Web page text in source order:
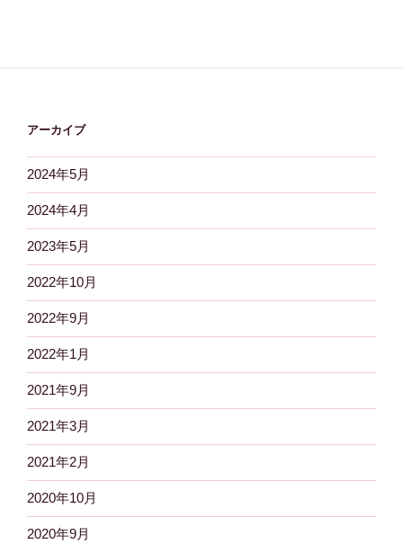
アーカイブ
2024年5月
2024年4月
2023年5月
2022年10月
2022年9月
2022年1月
2021年9月
2021年3月
2021年2月
2020年10月
2020年9月